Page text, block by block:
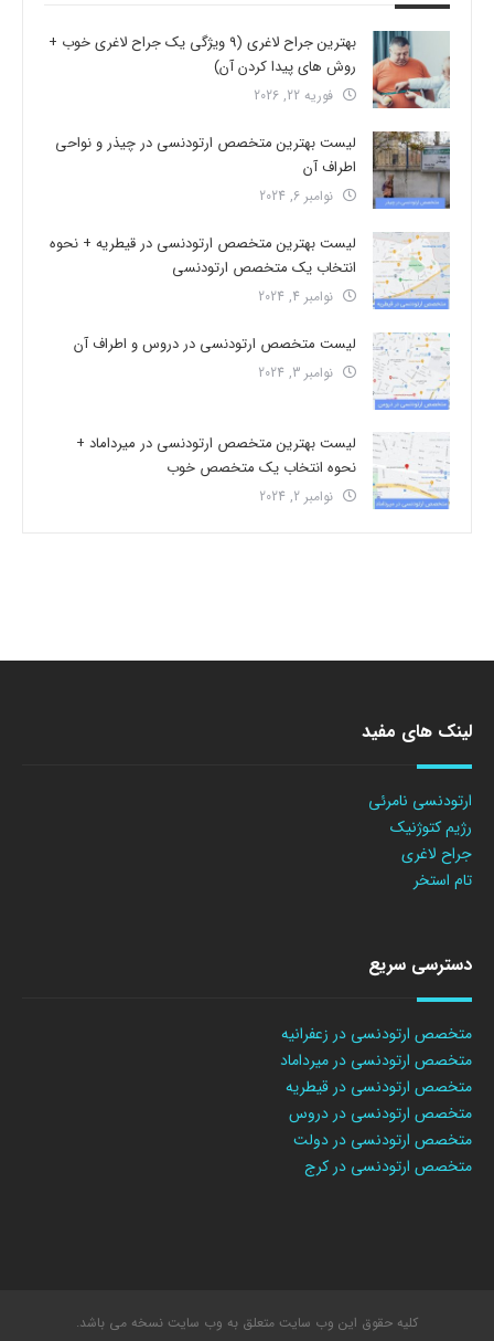
بهترین جراح لاغری (9 ویژگی یک جراح لاغری خوب +
روش های پیدا کردن آن)
فوریه 22, 2026
لیست بهترین متخصص ارتودنسی در چیذر و نواحی
اطراف آن
نوامبر 6, 2024
لیست بهترین متخصص ارتودنسی در قیطریه + نحوه
انتخاب یک متخصص ارتودنسی
نوامبر 4, 2024
لیست متخصص ارتودنسی در دروس و اطراف آن
نوامبر 3, 2024
لیست بهترین متخصص ارتودنسی در میرداماد +
نحوه انتخاب یک متخصص خوب
نوامبر 2, 2024
لینک های مفید
ارتودنسی نامرئی
رژیم کتوژنیک
جراح لاغری
تام استخر
دسترسی سریع
متخصص ارتودنسی در زعفرانیه
متخصص ارتودنسی در میرداماد
متخصص ارتودنسی در قیطریه
متخصص ارتودنسی در دروس
متخصص ارتودنسی در دولت
متخصص ارتودنسی در کرج
کلیه حقوق این وب سایت متعلق به وب سایت نسخه می باشد.